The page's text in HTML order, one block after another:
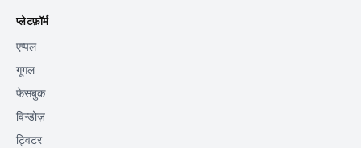
प्लेटफ़ॉर्म
एप्पल
गूगल
फेसबुक
विन्डोज़
ट्विटर